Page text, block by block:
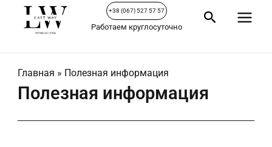
Перейти
+38 (067) 527 57 57
Работаем круглосуточно
ПоискMain
Главная » Полезная информация
Полезная информация